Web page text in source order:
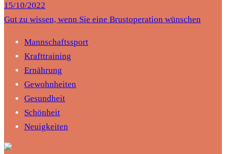
15/10/2022
Gut zu wissen, wenn Sie eine Brustoperation wünschen
Mannschaftssport
Krafttraining
Ernährung
Gewohnheiten
Gesundheit
Schönheit
Neuigkeiten